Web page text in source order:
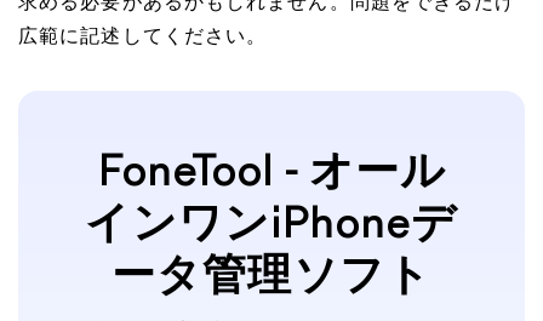
広範に記述してください。
FoneTool - オール
インワンiPhoneデ
ータ管理ソフト